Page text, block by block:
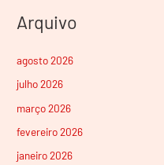
Arquivo
agosto 2026
julho 2026
março 2026
fevereiro 2026
janeiro 2026